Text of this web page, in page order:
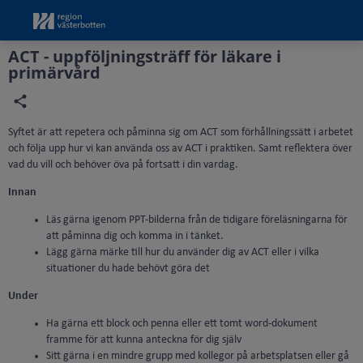
Portal
ACT - uppföljningsträff för läkare i
primärvård
Syftet är att repetera och påminna sig om ACT som förhållningssätt i arbetet
och följa upp hur vi kan använda oss av ACT i praktiken. Samt reflektera över
vad du vill och behöver öva på fortsatt i din vardag.
Innan
Läs gärna igenom PPT-bilderna från de tidigare föreläsningarna för
att påminna dig och komma in i tänket.
Lägg gärna märke till hur du använder dig av ACT eller i vilka
situationer du hade behövt göra det
Under
Ha gärna ett block och penna eller ett tomt word-dokument
framme för att kunna anteckna för dig själv
Sitt gärna i en mindre grupp med kollegor på arbetsplatsen eller gå